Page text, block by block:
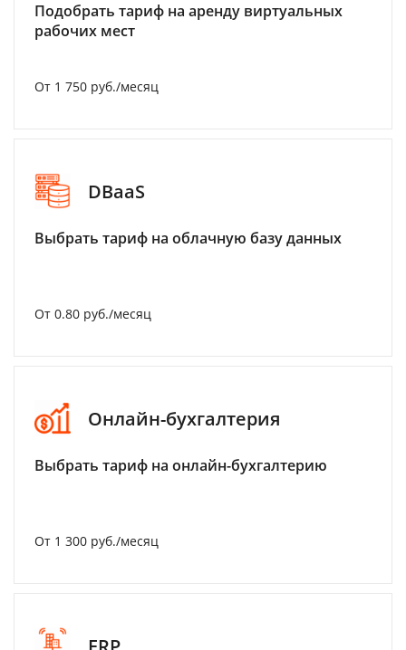
Подобрать тариф на аренду виртуальных
рабочих мест
От 1 750 руб./месяц
DBaaS
Выбрать тариф на облачную базу данных
От 0.80 руб./месяц
Онлайн-бухгалтерия
Выбрать тариф на онлайн-бухгалтерию
От 1 300 руб./месяц